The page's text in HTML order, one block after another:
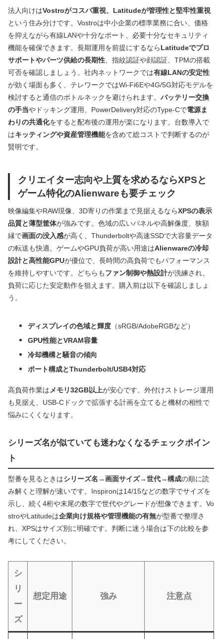
法人向けはVostroがコスパ重視、Latitudeが管理性と堅牢性重視
という住み分けです。Vostroは中小企業の標準業務に合い、価格
を抑えながら有線LANや十分なポート、必要十分なセキュリティ
機能を確保できます。長期運用を前提にするならLatitudeでプロ
サポートやパーツ供給の長期性 、指紋認証や顔認証、TPMの搭載
可否を確認しましょう。社内ネットワークでは有線LANの安定性
が効く場面も多く、テレワークではWi‑Fi6Eや4G/5G対応モデルを
検討すると通信のボトルネックを避けられます。 バッテリー交換
の手当やドッキング運用、PowerDelivery対応のType‑Cで電源ま
わりの共通化をすると配布後の運用が楽になります。台数導入で
はキッティングや資産管理機能を含めて総コストで判断するのが
賢明です。
クリエイター志向や上質を求めるならXPSと
ゲーム特化のAlienwareも要チェック
映像編集やRAW現像、3D寄りの作業まで見据えるならXPSの表示
品質と薄型筐体が強みです。色域の広いパネルや高解像度、狭額
縁で画面の没入感が高く、Thunderboltや高速SSDで大容量データ
の転送も快適。ゲームやGPU負荷が高い用途はAlienwareの冷却
設計と高性能GPUが優位で、長時間の高負荷でもパフォーマンス
を維持しやすいです。どちらもファン制御や熱設計が洗練され、
負荷に応じた安定動作を狙えます。購入前は以下を確認しましょ
う。
ディスプレイの色域と輝度 （sRGB/AdobeRGBなど）
GPU性能とVRAM容量
冷却機構と騒音の傾向
ポート構成とThunderbolt/USB4対応
高負荷作業は メモリ32GB以上が安心です。外付けストレージ運用
も見据え、USB‑Cドックで拡張する計画を立てると機材の相性で
悩みにくくなります。
シリーズ名が似ていても迷わなくなるチェックポイン
ト
型番を見るときはシリーズ名→画面サイズ→世代→構成の順に読
み解くと理解が速いです。Inspironは14/15などの数字でサイズを
示し、続く4桁や末尾の数字で世代やグレードが想像できます。Vo
stroやLatitudeは企業向け規格や管理機能の有無が型番で整理さ
れ、XPSはサイズ別に明確です。判断に迷う場合は下の比較を参
考にしてください。
シ
リ
ー
ズ
想定用途 強み 注意点